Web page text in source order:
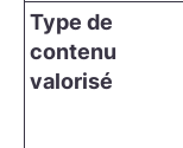
Type de
contenu
valorisé